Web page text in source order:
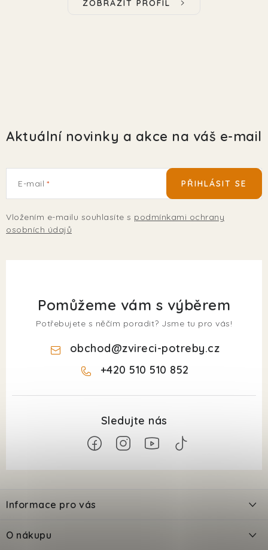
ZOBRAZIT PROFIL
Aktuální novinky a akce na váš e-mail
E-mail
Vložením e-mailu souhlasíte s podmínkami ochrany
osobních údajů
PŘIHLÁSIT SE
Pomůžeme vám s výběrem
Potřebujete s něčím poradit? Jsme tu pro vás!
obchod@zvireci-potreby.cz
+420 510 510 852
p
a
Informace pro vás
O nákupu